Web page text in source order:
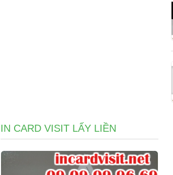
IN CARD VISIT LẤY LIỀN